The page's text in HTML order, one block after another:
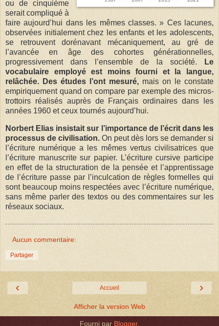
ou de cinquième
serait compliqué à
faire aujourd’hui dans les mêmes classes. » Ces lacunes,
observées initialement chez les enfants et les adolescents,
se retrouvent dorénavant mécaniquement, au gré de
l’avancée en âge des cohortes générationnelles,
progressivement dans l’ensemble de la société.
Le
vocabulaire employé est moins fourni et la langue,
relâchée. Des études l’ont mesuré, mais on le constate
empiriquement quand on compare par exemple des micros-
trottoirs réalisés auprès de Français ordinaires dans les
années 1960 et ceux tournés aujourd’hui.
Norbert Elias insistait sur l’importance de l’écrit dans les
processus de civilisation. On peut dès lors se demander si
l’écriture numérique a les mêmes vertus civilisatrices que
l’écriture manuscrite sur papier. L’écriture cursive participe
en effet de la structuration de la pensée et l’apprentissage
de l’écriture passe par l’inculcation de règles formelles qui
sont beaucoup moins respectées avec l’écriture numérique,
sans même parler des textos ou des commentaires sur les
réseaux sociaux.
Aucun commentaire:
Partager
‹ ›
Accueil
Afficher la version Web
Fourni par Blogger.